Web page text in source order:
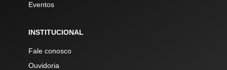
Eventos
INSTITUCIONAL
Fale conosco
Ouvidoria